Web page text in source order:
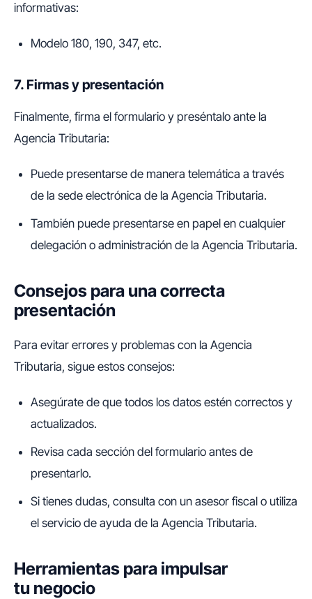
informativas:
Modelo 180, 190, 347, etc.
7. Firmas y presentación
Finalmente, firma el formulario y preséntalo ante la
Agencia Tributaria:
Puede presentarse de manera telemática a través
de la sede electrónica de la Agencia Tributaria.
También puede presentarse en papel en cualquier
delegación o administración de la Agencia Tributaria.
Consejos para una correcta
presentación
Para evitar errores y problemas con la Agencia
Tributaria, sigue estos consejos:
Asegúrate de que todos los datos estén correctos y
actualizados.
Revisa cada sección del formulario antes de
presentarlo.
Si tienes dudas, consulta con un asesor fiscal o utiliza
el servicio de ayuda de la Agencia Tributaria.
Herramientas para impulsar
tu negocio